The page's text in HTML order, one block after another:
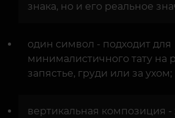
знака, но и его реальное
один символ - подходит для
минималистичного тату на
запястье, груди или за ухом;
вертикальная композиция